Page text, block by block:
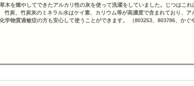
木を燃やしてできたアルカリ性の灰を使って洗濯をしていました。じつはこ
炭、竹炭灰のミネラル水はケイ素、カリウム等が高濃度で含まれており、
物質過敏症の方も安心して使うことができます。 （803253、803786、か